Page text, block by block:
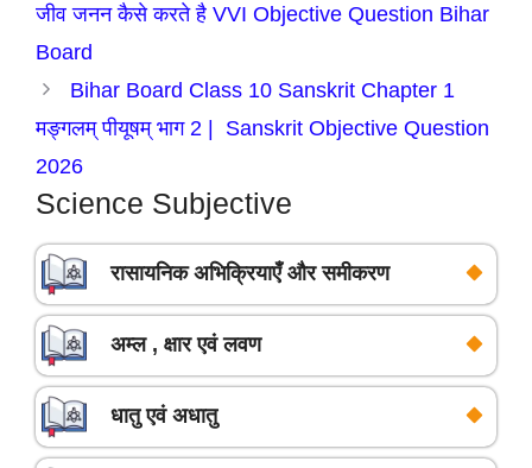
जीव जनन कैसे करते है VVI Objective Question Bihar
Board
Bihar Board Class 10 Sanskrit Chapter 1
मङ्गलम् पीयूषम् भाग 2 | Sanskrit Objective Question
2026
Science Subjective
रासायनिक अभिक्रियाएँ और समीकरण
अम्ल , क्षार एवं लवण
धातु एवं अधातु